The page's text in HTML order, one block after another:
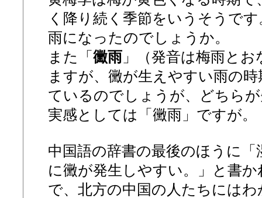
く降り続く季節をいうそうで
雨になったのでしょうか。
また「黴雨 」（発音は梅雨と
ますが、黴が生えやすい雨の
ているのでしょうが、どちら
実感としては「黴雨」ですが。
中国語の辞書の最後のほうに
に黴が発生しやすい。」と書
で、北方の中国の人たちには